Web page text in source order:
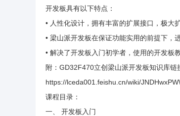
开发板具有以下特点：
• 人性化设计，拥有丰富的扩展接口，极大
• 梁山派开发板在保证功能实用的前提下，
• 解决了开发板入门初学者，使用的开发板
附：GD32F470立创梁山派开发板知识库链
https://lceda001.feishu.cn/wiki/
课程目录：
一、 开发板入门